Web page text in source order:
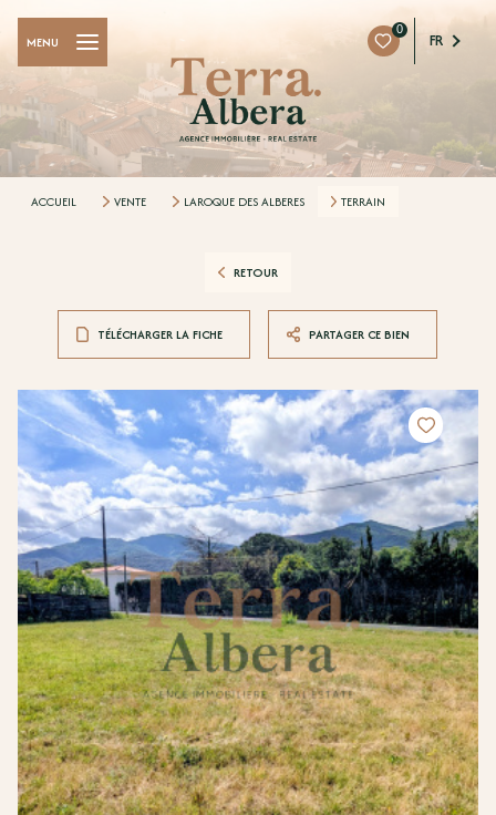
0
FR
MENU
ACCUEIL VENTE LAROQUE DES ALBERES TERRAIN
RETOUR
TÉLÉCHARGER LA FICHE PARTAGER CE BIEN